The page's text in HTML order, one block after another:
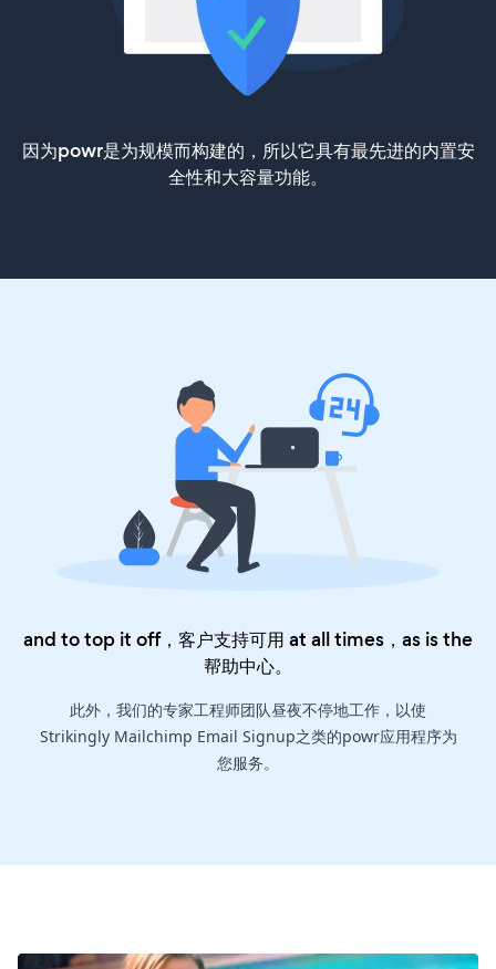
因为powr是为规模而构建的，所以它具有最先进的内置安
全性和大容量功能。
and to top it off，客户支持可用 at all times，as is the
帮助中心。
此外，我们的专家工程师团队昼夜不停地工作，以使
Strikingly Mailchimp Email Signup之类的powr应用程序为
您服务。